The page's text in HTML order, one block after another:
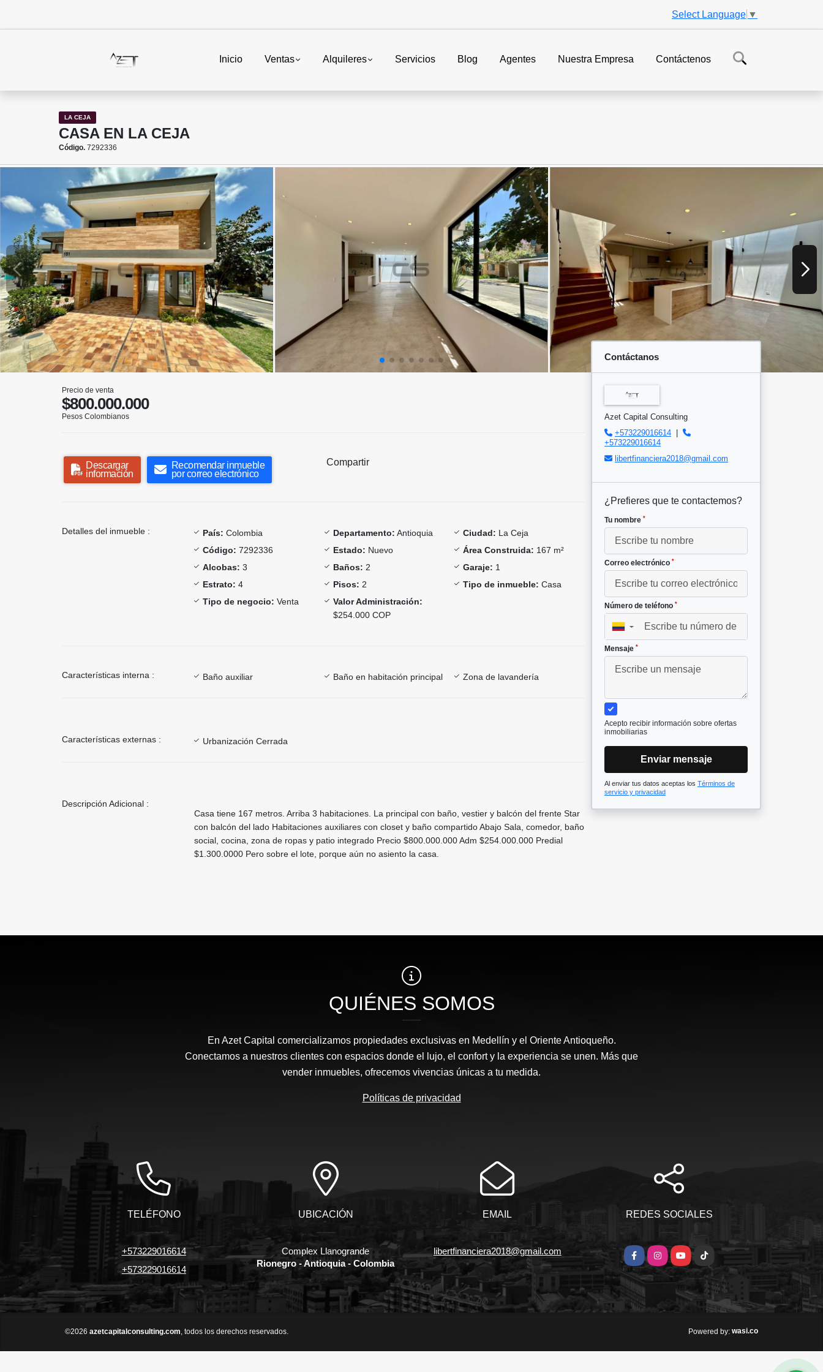
Select Language ▼
Inicio Ventas Alquileres Servicios Blog Agentes Nuestra Empresa Contáctenos
LA CEJA
CASA EN LA CEJA
Código. 7292336
Precio de venta
$800.000.000
Pesos Colombianos
Descargar
información
Recomendar inmueble
por correo electrónico
Compartir
Detalles del inmueble : País: Colombia Departamento: Antioquia Ciudad: La Ceja
Código: 7292336 Estado: Nuevo Área Construida: 167 m²
Alcobas: 3 Baños: 2 Garaje: 1
Estrato: 4 Pisos: 2 Tipo de inmueble: Casa
Tipo de negocio: Venta
Valor Administración:
$254.000 COP
Características interna : Baño auxiliar Baño en habitación principal Zona de lavandería
Características externas : Urbanización Cerrada
Descripción Adicional :
Casa tiene 167 metros. Arriba 3 habitaciones. La principal con baño, vestier y balcón del frente Star
con balcón del lado Habitaciones auxiliares con closet y baño compartido Abajo Sala, comedor, baño
social, cocina, zona de ropas y patio integrado Precio $800.000.000 Adm $254.000.000 Predial
$1.300.0000 Pero sobre el lote, porque aún no asiento la casa.
Contáctanos
Azet Capital Consulting
+573229016614
+573229016614
libertfinanciera2018@gmail.com
¿Prefieres que te contactemos?
Tu nombre *
Correo electrónico *
Número de teléfono *
▼
Mensaje *
Acepto recibir información sobre ofertas
inmobiliarias
Enviar mensaje
Al enviar tus datos aceptas los Términos de
servicio y privacidad
QUIÉNES SOMOS
En Azet Capital comercializamos propiedades exclusivas en Medellín y el Oriente Antioqueño.
Conectamos a nuestros clientes con espacios donde el lujo, el confort y la experiencia se unen. Más que
vender inmuebles, ofrecemos vivencias únicas a tu medida.
Políticas de privacidad
TELÉFONO
+573229016614
+573229016614
UBICACIÓN
Complex Llanogrande
Rionegro - Antioquia - Colombia
EMAIL
libertfinanciera2018@gmail.com
REDES SOCIALES
FacebookInstagramYouTubeTikTok
©2026 azetcapitalconsulting.com , todos los derechos reservados. Powered by: wasi.co